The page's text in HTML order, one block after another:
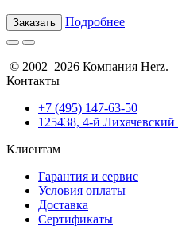
Заказать Подробнее
© 2002–2026 Компания Herz.
Контакты
+7 (495) 147-63-50
125438, 4-й Лихачевский
Клиентам
Гарантия и сервис
Условия оплаты
Доставка
Сертификаты